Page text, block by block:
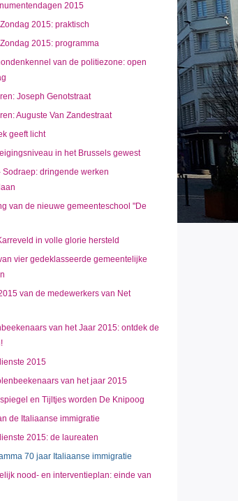
2015
2015: praktisch
2015: programma
van de politiezone: open
Joseph Genotstraat
Auguste Van Zandestraat
geeft licht
in het Brussels gewest
Sodraep: dringende werken
van de nieuwe gemeenteschool "De
in volle glorie hersteld
vier gedeklasseerde gemeentelijke
van de medewerkers van Net
van het Jaar 2015: ontdek de
2015
van het jaar 2015
en Tijltjes worden De Knipoog
de Italiaanse immigratie
2015: de laureaten
70 jaar Italiaanse immigratie
nood- en interventieplan: einde van